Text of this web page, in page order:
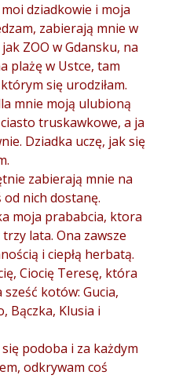
dziadkowie i moja
zabierają mnie w
ZOO w Gdansku, na
plażę w Ustce, tam
się urodziłam.
mnie moją ulubioną
truskawkowe, a ja
Dziadka uczę, jak się
zabierają mnie na
od nich dostanę.
moja prababcia, ktora
lata. Ona zawsze
i ciepłą herbatą.
Ciocię Teresę, która
kotów: Gucia,
Bączka, Klusia i
podoba i za każdym
odkrywam coś